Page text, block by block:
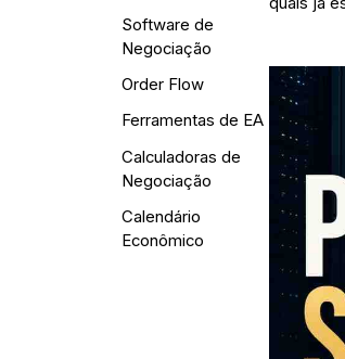
Software de
Negociação
Order Flow
Ferramentas de EA
Calculadoras de
Negociação
Calendário
Econômico